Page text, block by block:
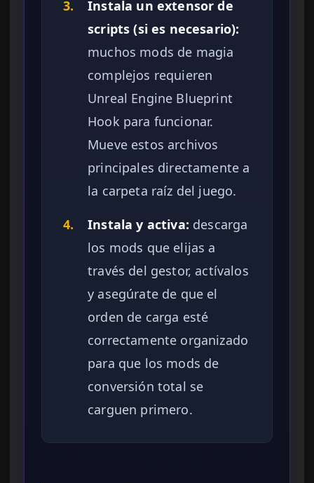
3.
Instala un extensor de
scripts (si es necesario):
muchos mods de magia
complejos requieren
Unreal Engine Blueprint
Hook para funcionar.
Mueve estos archivos
principales directamente a
la carpeta raíz del juego.
4.
Instala y activa: descarga
los mods que elijas a
través del gestor, actívalos
y asegúrate de que el
orden de carga esté
correctamente organizado
para que los mods de
conversión total se
carguen primero.